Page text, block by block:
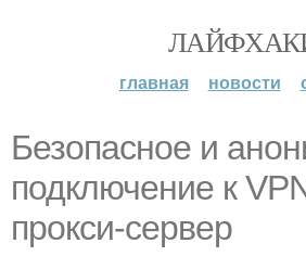
главная новости
Безопасное и
подключение к
прокси-сервер